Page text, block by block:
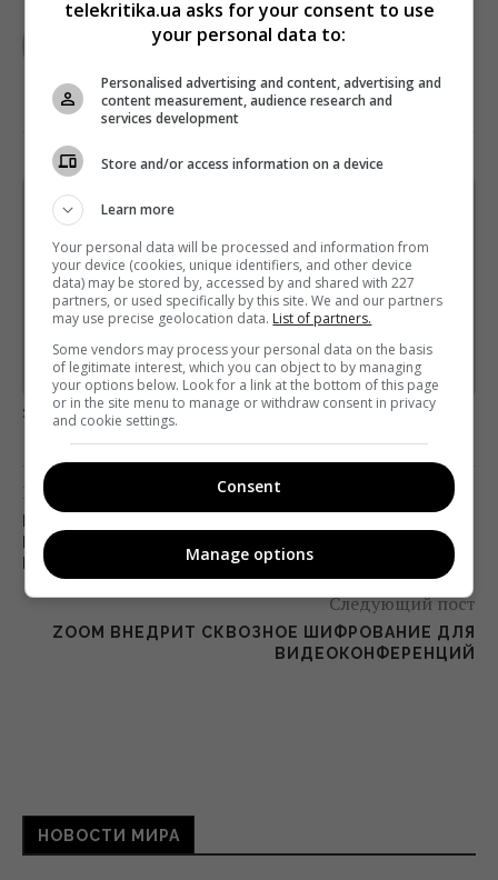
TELEKRITIKA
Щотижневий лист з найцікавішим.
Пишемо з любов'ю
Підпишіться ще раз, якщо не отримуєте від нас листи
* Підписатись→
Предоставлено SendPulse
загрузка...
Предыдущий пост
НАЧАЛИ ДЕЯТЕЛЬНОСТЬ НЕСМОТРЯ НА
КАРАНТИН И КРИЗИС
Следующий пост
ZOOM ВНЕДРИТ СКВОЗНОЕ ШИФРОВАНИЕ ДЛЯ
ВИДЕОКОНФЕРЕНЦИЙ
НОВОСТИ МИРА
telekritika.ua asks for your consent to use
your personal data to:
Personalised advertising and content, advertising and
content measurement, audience research and
services development
Store and/or access information on a device
Learn more
Your personal data will be processed and information from
your device (cookies, unique identifiers, and other device
data) may be stored by, accessed by and shared with 227
partners, or used specifically by this site. We and our partners
may use precise geolocation data. List of partners.
Some vendors may process your personal data on the basis
of legitimate interest, which you can object to by managing
your options below. Look for a link at the bottom of this page
or in the site menu to manage or withdraw consent in privacy
and cookie settings.
Consent
Manage options